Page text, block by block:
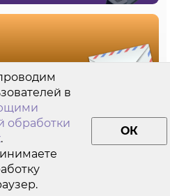
cookie
данных
в
обработки
.
ОК